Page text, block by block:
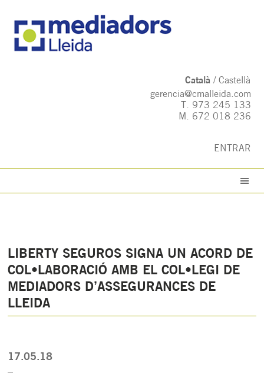
Català
Castellà
gerencia@cmalleida.com
T. 973 245 133
M. 672 018 236
ENTRAR
LIBERTY SEGUROS SIGNA UN ACORD DE
COL•LABORACIÓ AMB EL COL•LEGI DE
MEDIADORS D’ASSEGURANCES DE
LLEIDA
17.05.18